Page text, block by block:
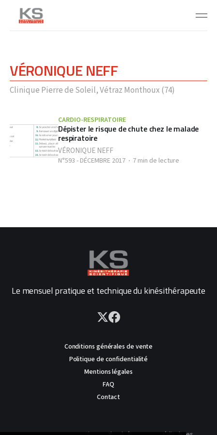
VÉRONIQUE NEFF
Clinique Pierre de Soleil, Vétraz Monthoux (74)
CARDIO-RESPIRATOIRE
Dépister le risque de chute chez le malade
respiratoire
VÉRONIQUE NEFF
N°593 - DÉCEMBRE 2017 7 min de lecture
Le mensuel pratique et technique du kinésithérapeute
Conditions générales de vente
Politique de confidentialité
Mentions légales
FAQ
Contact